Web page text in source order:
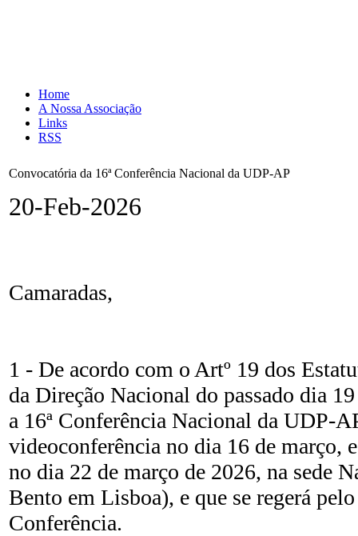
Home
A Nossa Associação
Links
RSS
Convocatória da 16ª Conferência Nacional da UDP-AP
20-Feb-2026
Camaradas,
1 - De acordo com o Artº 19 dos
da Direção Nacional do passado dia
a 16ª Conferência Nacional da UDP-
videoconferência no dia 16 de março,
no dia 22 de março de 2026, na sede
Bento em Lisboa), e que se regerá
Conferência.